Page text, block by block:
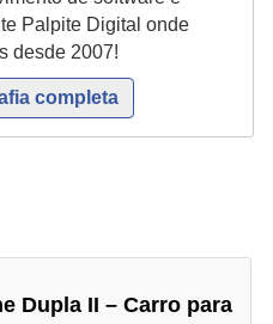
Palpite Digital onde
desde 2007!
completa
Dupla II – Carro para